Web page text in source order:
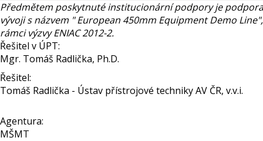
Předmětem poskytnuté institucionární podpory je
vývoji s názvem " European 450mm Equipment Demo
rámci výzvy ENIAC 2012-2.
Řešitel v ÚPT:
Mgr. Tomáš Radlička, Ph.D.
Řešitel:
Tomáš Radlička - Ústav přístrojové techniky AV ČR, v.v.i.
Agentura:
MŠMT